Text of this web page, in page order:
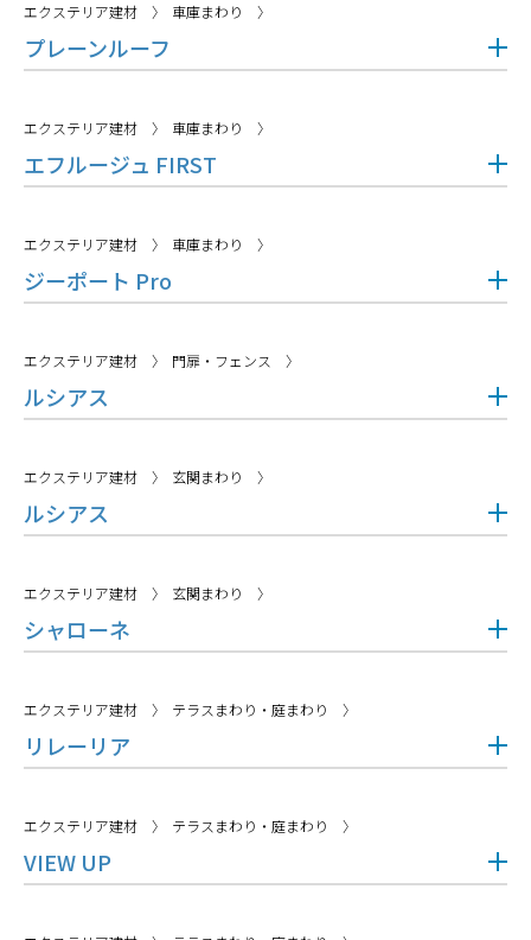
プレーンルーフ
エクステリア建材 車庫まわり
エフルージュ FIRST
エクステリア建材 車庫まわり
ジーポート Pro
エクステリア建材 車庫まわり
ルシアス
エクステリア建材 門扉・フェンス
ルシアス
エクステリア建材 玄関まわり
シャローネ
エクステリア建材 玄関まわり
リレーリア
エクステリア建材 テラスまわり・庭まわり
VIEW UP
エクステリア建材 テラスまわり・庭まわり